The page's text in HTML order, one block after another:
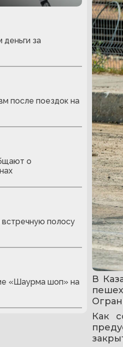
за
после поездок на
о
полосу
«Шаурма шоп» на
В
Как